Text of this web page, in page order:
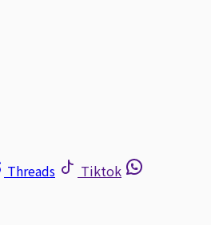
Threads
Tiktok